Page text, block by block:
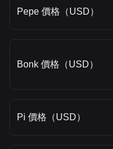
Pepe 價格（USD）
Bonk 價格（USD）
Pi 價格（USD）